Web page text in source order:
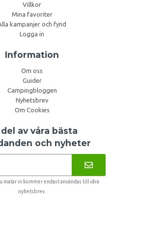
Villkor
Mina favoriter
kampanjer och fynd
Logga in
Information
Om oss
Guider
Campingbloggen
Nyhetsbrev
Om Cookies
av våra bästa
och nyheter
matar in kommer endast användas till våra
nyhetsbrev.